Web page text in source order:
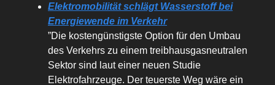
Elektromobilität schlägt Wasserstoff bei
Energiewende im Verkehr
”Die kostengünstigste Option für den Umbau
des Verkehrs zu einem treibhausgasneutralen
Sektor sind laut einer neuen Studie
Elektrofahrzeuge. Der teuerste Weg wäre ein